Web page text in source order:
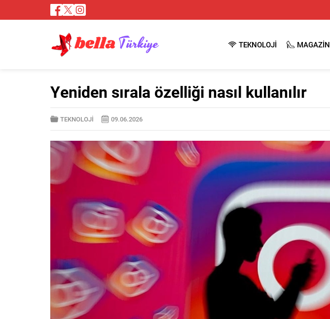
TEKNOLOJİ MAGAZİN
Yeniden sırala özelliği nasıl kullanılır
TEKNOLOJİ 09.06.2026